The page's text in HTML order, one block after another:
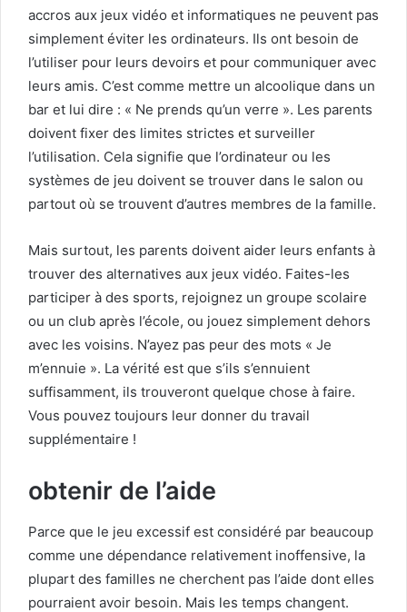
accros aux jeux vidéo et informatiques ne peuvent pas
simplement éviter les ordinateurs. Ils ont besoin de
l’utiliser pour leurs devoirs et pour communiquer avec
leurs amis. C’est comme mettre un alcoolique dans un
bar et lui dire : « Ne prends qu’un verre ». Les parents
doivent fixer des limites strictes et surveiller
l’utilisation. Cela signifie que l’ordinateur ou les
systèmes de jeu doivent se trouver dans le salon ou
partout où se trouvent d’autres membres de la famille.
Mais surtout, les parents doivent aider leurs enfants à
trouver des alternatives aux jeux vidéo. Faites-les
participer à des sports, rejoignez un groupe scolaire
ou un club après l’école, ou jouez simplement dehors
avec les voisins. N’ayez pas peur des mots « Je
m’ennuie ». La vérité est que s’ils s’ennuient
suffisamment, ils trouveront quelque chose à faire.
Vous pouvez toujours leur donner du travail
supplémentaire !
obtenir de l’aide
Parce que le jeu excessif est considéré par beaucoup
comme une dépendance relativement inoffensive, la
plupart des familles ne cherchent pas l’aide dont elles
pourraient avoir besoin. Mais les temps changent.